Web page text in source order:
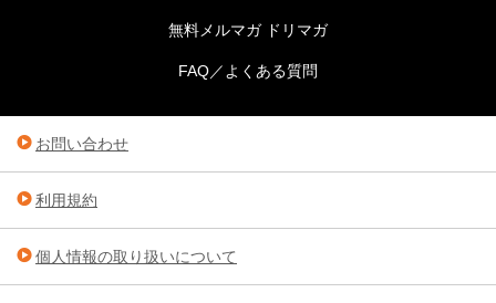
無料メルマガ ドリマガ
FAQ／よくある質問
お問い合わせ
利用規約
個人情報の取り扱いについて